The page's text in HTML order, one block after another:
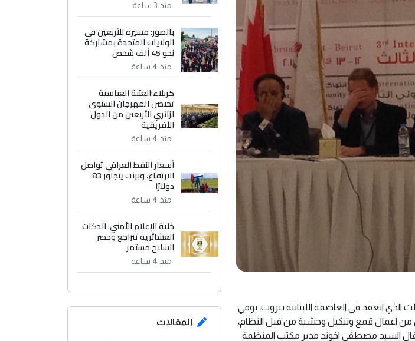
انعقد في العاصمة اللبنانية بيروت، يومي
من اعمال قمع وتنكيل وحشية من قبل النظام،
وقال السيد مصطفى اخوند مدير مكتب المنظمة
منذ 3 ساعة
بالصور: مسيرة للأربعين في
الولايات المتحدة بمشاركة
نحو 45 ألف شخص
منذ 4 ساعة
كربلاء:العتبة العباسية
تحتضن المهرجان السنوي
لزائري الأربعين من الدول
الأفريقية
منذ 4 ساعة
أسعار النفط العراقي تواصل
الارتفاع، وبرنت يتجاوز 83
دولارًا
منذ 4 ساعة
خلية الإعلام الأمني: الدكات
العشائرية تتراجع وحصر
السلاح مستمر
منذ 4 ساعة
المقالات